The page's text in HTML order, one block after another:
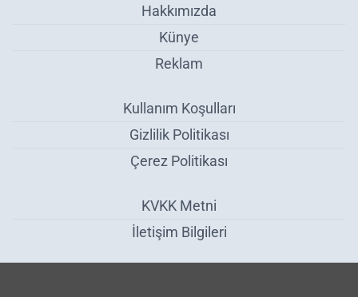
Hakkımızda
Künye
Reklam
Kullanım Koşulları
Gizlilik Politikası
Çerez Politikası
KVKK Metni
İletişim Bilgileri